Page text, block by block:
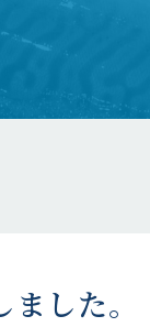
した。